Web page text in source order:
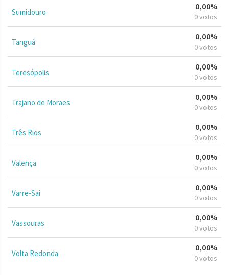
Sumidouro
0,00%
0 votos
Tanguá
0,00%
0 votos
Teresópolis
0,00%
0 votos
Trajano de Moraes
0,00%
0 votos
Três Rios
0,00%
0 votos
Valença
0,00%
0 votos
Varre-Sai
0,00%
0 votos
Vassouras
0,00%
0 votos
Volta Redonda
0,00%
0 votos